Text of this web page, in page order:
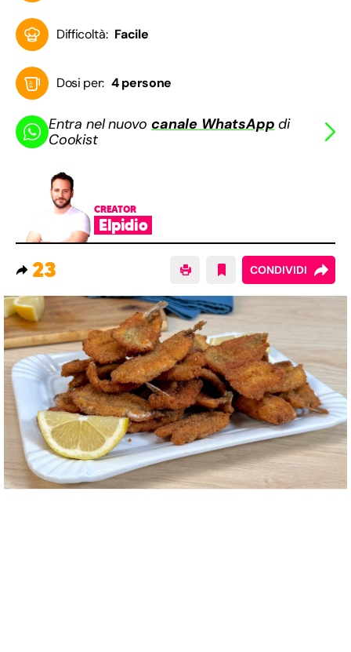
Difficoltà: Facile
Dosi per: 4 persone
Entra nel nuovocanale WhatsApp di
Cookist
CREATOR
Elpidio
23 CONDIVIDI